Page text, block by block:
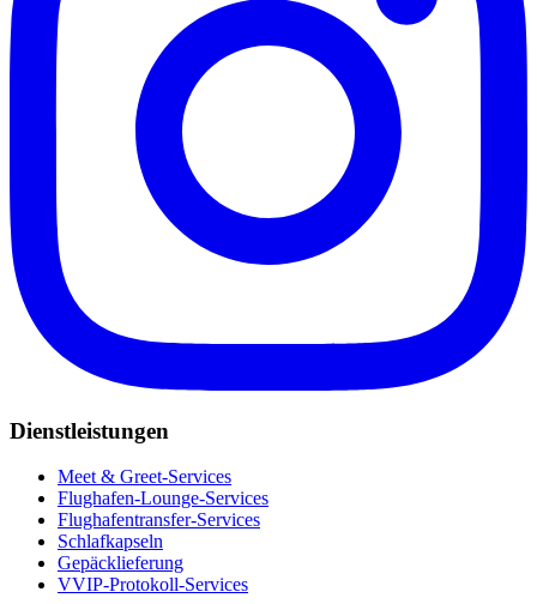
Dienstleistungen
Meet & Greet-Services
Flughafen-Lounge-Services
Flughafentransfer-Services
Schlafkapseln
Gepäcklieferung
VVIP-Protokoll-Services